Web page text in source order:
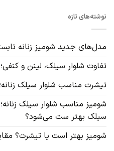
نوشته‌های تازه
مدل‌های جدید شومیز زنانه تابستانی ۱۴۰۵؛ از لینن
تفاوت شلوار سیلک، لینن و
تیشرت مناسب شلوار سیلک
شومیز مناسب شلوار سیلک
سیلک بهتر ست می‌شود؟
شومیز بهتر است یا تیشرت؟